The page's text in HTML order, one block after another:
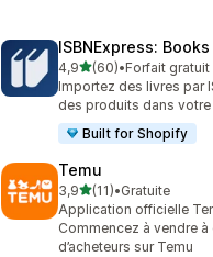
ISBNExpress:
4,9étoile(s) sur 5
(60)
60 avis au total
•Forfait
Importez des livres par
des produits dans votre
Built for Shopify
Temu
3,9étoile(s) sur 5
(11)
11 avis au total
•Gratuite
Application officielle
Commencez à vendre
d’acheteurs sur Temu